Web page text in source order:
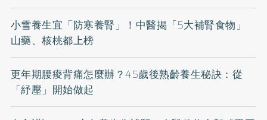
小雪養生宜「防寒養腎」！中醫揭「5大補腎食物」
山藥、核桃都上榜
更年期腰痠背痛怎麼辦？45歲後熟齡養生秘訣：從
「紓壓」開始做起